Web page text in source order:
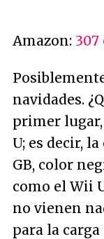
Amazon: 307
navidades.
primer
U; es decir,
GB, color
como el Wii
no vienen
para la